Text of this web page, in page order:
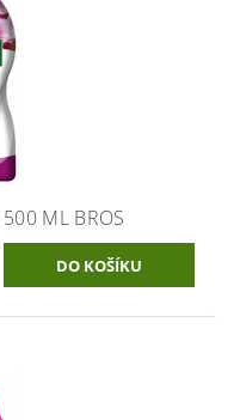
500 ML BROS